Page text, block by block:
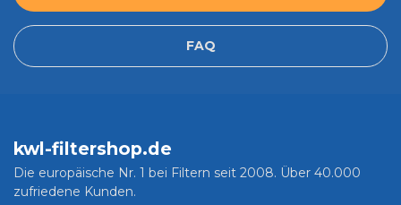
FAQ
kwl-filtershop.de
Die europäische Nr. 1 bei Filtern seit 2008. Über 40.000
zufriedene Kunden.